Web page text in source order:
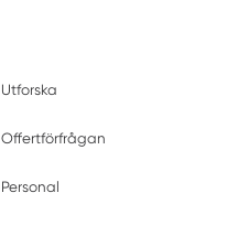
Utforska
Offertförfrågan
Personal